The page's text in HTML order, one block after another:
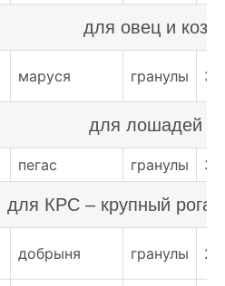
для овец и коз
маруся гранулы
для лошадей
пегас гранулы
для КРС – крупный
добрыня гранулы